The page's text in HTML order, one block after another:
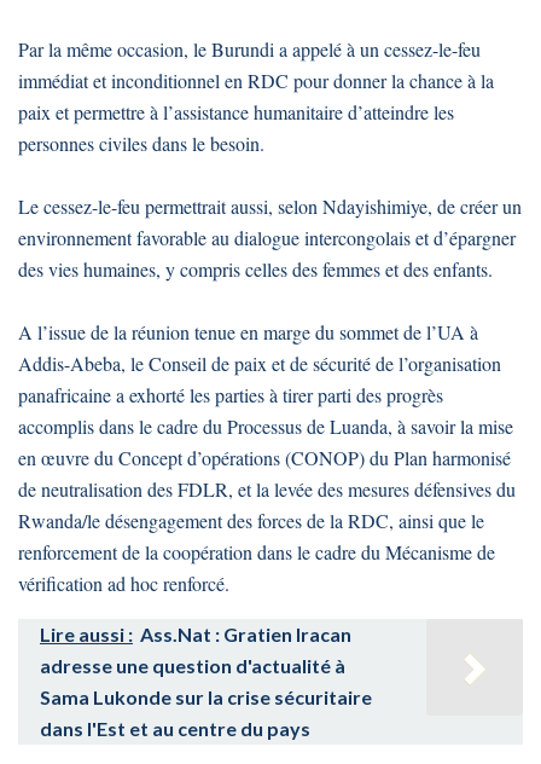
Par la même occasion, le Burundi a appelé à un cessez-le-feu
immédiat et inconditionnel en RDC pour donner la chance à la
paix et permettre à l’assistance humanitaire d’atteindre les
personnes civiles dans le besoin.
Le cessez-le-feu permettrait aussi, selon Ndayishimiye, de créer un
environnement favorable au dialogue intercongolais et d’épargner
des vies humaines, y compris celles des femmes et des enfants.
A l’issue de la réunion tenue en marge du sommet de l’UA à
Addis-Abeba, le Conseil de paix et de sécurité de l’organisation
panafricaine a exhorté les parties à tirer parti des progrès
accomplis dans le cadre du Processus de Luanda, à savoir la mise
en œuvre du Concept d’opérations (CONOP) du Plan harmonisé
de neutralisation des FDLR, et la levée des mesures défensives du
Rwanda/le désengagement des forces de la RDC, ainsi que le
renforcement de la coopération dans le cadre du Mécanisme de
vérification ad hoc renforcé.
Lire aussi : Ass.Nat : Gratien Iracan
adresse une question d'actualité à
Sama Lukonde sur la crise sécuritaire
dans l'Est et au centre du pays